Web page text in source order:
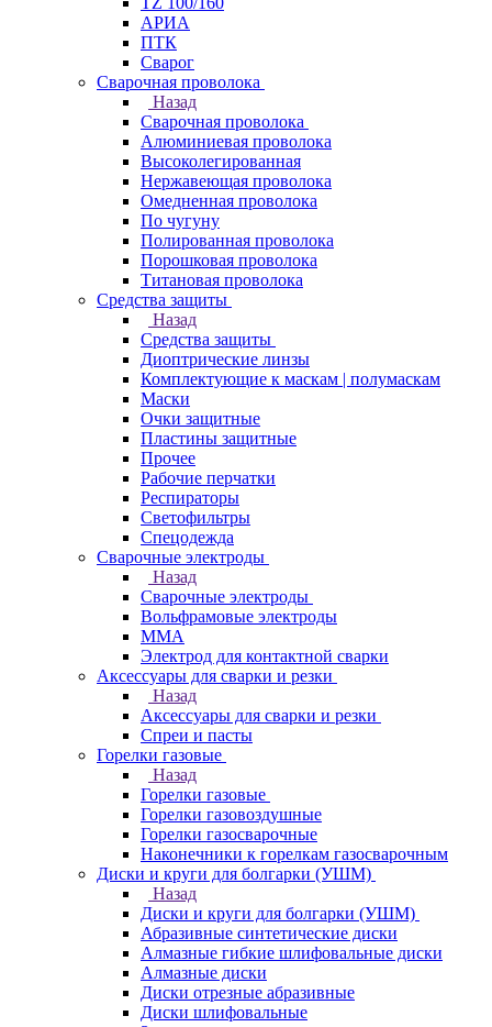
АРИА
ПТК
Сварог
Сварочная проволока
Назад
Сварочная проволока
Алюминиевая проволока
Высоколегированная
Нержавеющая проволока
Омедненная проволока
По чугуну
Полированная проволока
Порошковая проволока
Титановая проволока
Средства защиты
Назад
Средства защиты
Диоптрические линзы
Комплектующие к маскам | полумаскам
Маски
Очки защитные
Пластины защитные
Прочее
Рабочие перчатки
Респираторы
Светофильтры
Спецодежда
Сварочные электроды
Назад
Сварочные электроды
Вольфрамовые электроды
ММА
Электрод для контактной сварки
Аксессуары для сварки и резки
Назад
Аксессуары для сварки и резки
Спреи и пасты
Горелки газовые
Назад
Горелки газовые
Горелки газовоздушные
Горелки газосварочные
Наконечники к горелкам газосварочным
Диски и круги для болгарки (УШМ)
Назад
Диски и круги для болгарки (УШМ)
Абразивные синтетические диски
Алмазные гибкие шлифовальные диски
Алмазные диски
Диски отрезные абразивные
Диски шлифовальные